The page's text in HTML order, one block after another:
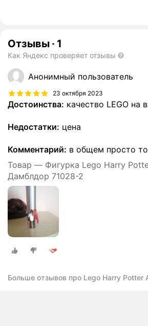
Отзывы · 1
Как Яндекс проверяет отзывы
Анонимный пользователь
23 октября 2023
Достоинства: качество LEGO на
Недостатки: цена
Комментарий: в общем просто топ
Товар — Фигурка Lego Harry
Дамблдор 71028-2
Больше отзывов про Lego Harry Potter